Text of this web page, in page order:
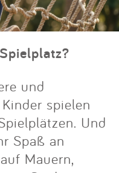
und
spielen
Und
Spaß an
Mauern,